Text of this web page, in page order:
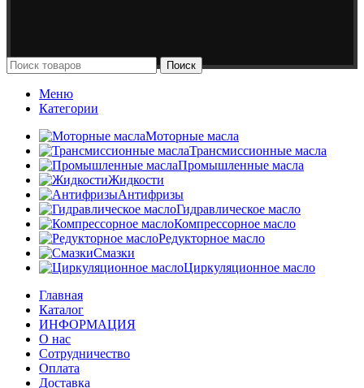
Поиск
Меню
Категории
Моторные масла
Трансмиссионные масла
Промышленные масла
Жидкости
Антифризы
Гидравлическое масло
Компрессорное масло
Редукторное масло
Смазки
Циркуляционное масло
Главная
Каталог
ИНФОРМАЦИЯ
О нас
Сотрудничество
Оплата
Доставка